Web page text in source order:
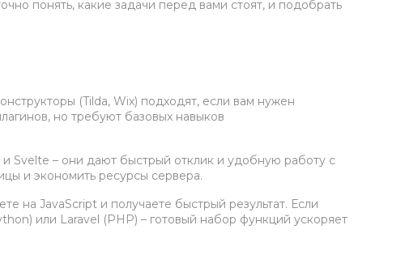
понять, какие задачи перед вами стоят, и подобрать
(Tilda, Wix) подходят, если вам нужен
но требуют базовых навыков
Svelte – они дают быстрый отклик и удобную работу с
и экономить ресурсы сервера.
на JavaScript и получаете быстрый результат. Если
или Laravel (PHP) – готовый набор функций ускоряет